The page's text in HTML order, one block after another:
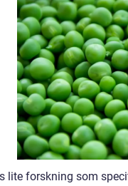
lite forskning som